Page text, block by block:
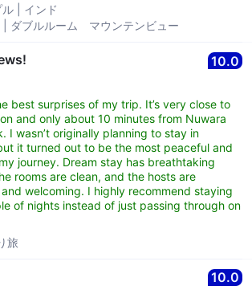
ル
インド
| ダブルルーム マウンテンビュー
10.0
best surprises of my trip. It’s very close to
and only about 10 minutes from Nuwara
I wasn’t originally planning to stay in
it turned out to be the most peaceful and
journey. Dream stay has breathtaking
rooms are clean, and the hosts are
welcoming. I highly recommend staying
of nights instead of just passing through on
旅
10.0